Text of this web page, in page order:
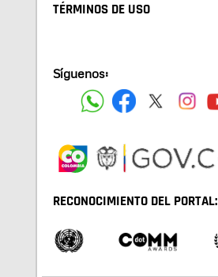
TÉRMINOS DE USO
Síguenos:
RECONOCIMIENTO DEL PORTAL: